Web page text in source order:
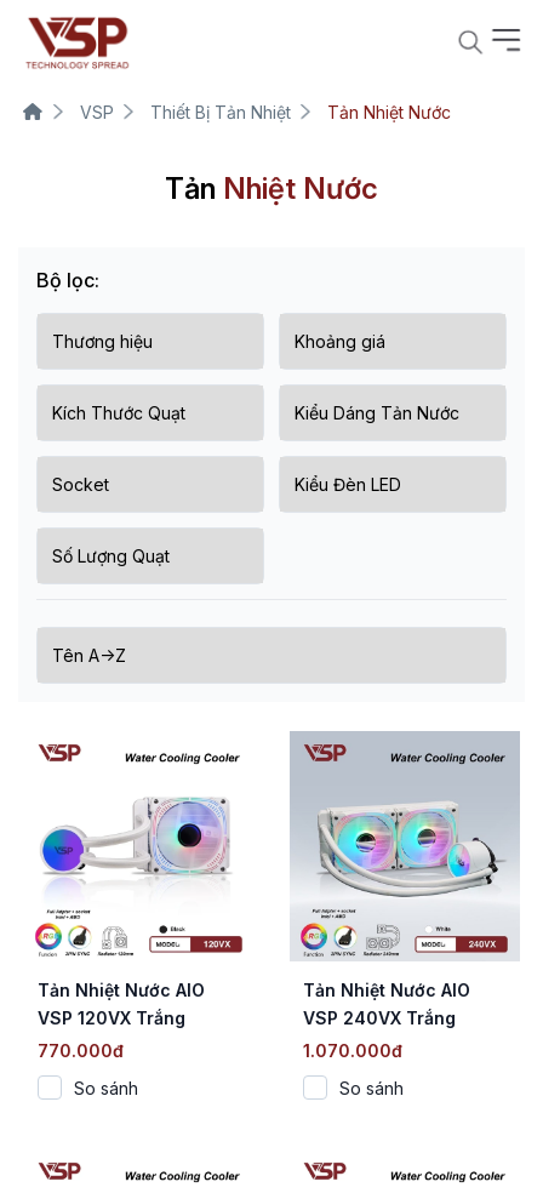
VSP Thiết Bị Tản Nhiệt Tản Nhiệt Nước
Tản Nhiệt Nước
Bộ lọc:
Tản Nhiệt Nước AIO
VSP 120VX Trắng
(ARGB 3-Pin Sync /
120mm / Bơm Ceramic)
770.000đ
So sánh
Tản Nhiệt Nước AIO
VSP 240VX Trắng
(ARGB 3-Pin Sync /
240mm / Bơm Ceramic)
1.070.000đ
So sánh